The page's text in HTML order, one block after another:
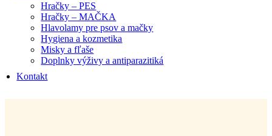
Hračky – PES
Hračky – MAČKA
Hlavolamy pre psov a mačky
Hygiena a kozmetika
Misky a fľaše
Doplnky výživy a antiparazitiká
Kontakt